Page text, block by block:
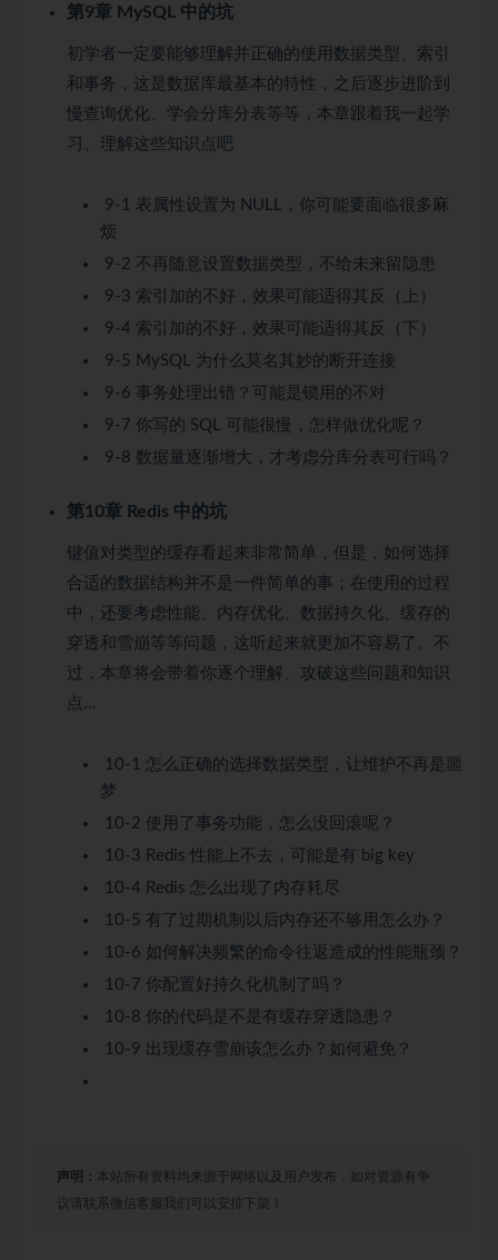
第9章 MySQL 中的坑
初学者一定要能够理解并正确的使用数据类型、索引
和事务，这是数据库最基本的特性，之后逐步进阶到
慢查询优化、学会分库分表等等，本章跟着我一起学
习、理解这些知识点吧
9-1 表属性设置为 NULL，你可能要面临很多麻
烦
9-2 不再随意设置数据类型，不给未来留隐患
9-3 索引加的不好，效果可能适得其反（上）
9-4 索引加的不好，效果可能适得其反（下）
9-5 MySQL 为什么莫名其妙的断开连接
9-6 事务处理出错？可能是锁用的不对
9-7 你写的 SQL 可能很慢，怎样做优化呢？
9-8 数据量逐渐增大，才考虑分库分表可行吗？
第10章 Redis 中的坑
键值对类型的缓存看起来非常简单，但是，如何选择
合适的数据结构并不是一件简单的事；在使用的过程
中，还要考虑性能、内存优化、数据持久化、缓存的
穿透和雪崩等等问题，这听起来就更加不容易了。不
过，本章将会带着你逐个理解、攻破这些问题和知识
点…
10-1 怎么正确的选择数据类型，让维护不再是噩
梦
10-2 使用了事务功能，怎么没回滚呢？
10-3 Redis 性能上不去，可能是有 big key
10-4 Redis 怎么出现了内存耗尽
10-5 有了过期机制以后内存还不够用怎么办？
10-6 如何解决频繁的命令往返造成的性能瓶颈？
10-7 你配置好持久化机制了吗？
10-8 你的代码是不是有缓存穿透隐患？
10-9 出现缓存雪崩该怎么办？如何避免？
声明： 本站所有资料均来源于网络以及用户发布，如对资源有争
议请联系微信客服我们可以安排下架！